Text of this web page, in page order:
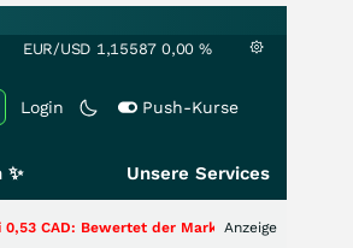
EUR/USD 1,15587 0,00 %
Login Push-Kurse
✨ Unsere Services
Bewertet der Markt noch immer nur die Hälfte
Anzeige